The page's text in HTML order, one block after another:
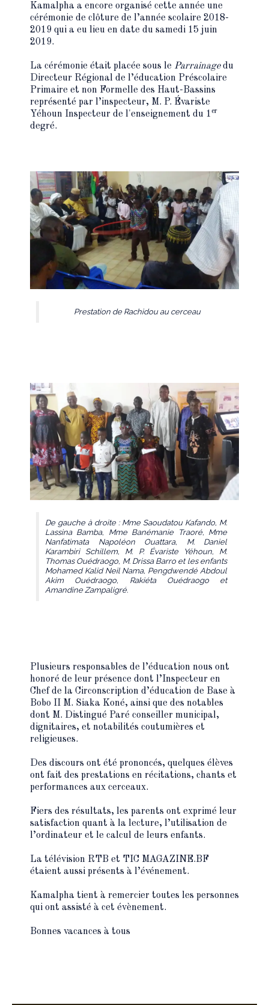
Kamalpha a encore organisé cette année une
cérémonie de clôture de l’année scolaire 2018-
2019 qui a eu lieu en date du samedi 15 juin
2019.
La cérémonie était placée sous le Parrainagedu
Directeur Régional de l’éducation Préscolaire
Primaire et non Formelle des Haut-Bassins
représenté par l’inspecteur, M. P. Évariste
Yéhoun Inspecteur de l'enseignement du 1 er
degré.
Prestation de Rachidou au cerceau
De gauche à droite : Mme Saoudatou Kafando, M.
Lassina Bamba, Mme Banémanie Traoré, Mme
Nanfatimata Napoléon Ouattara, M. Daniel
Karambiri Schillem, M. P. Évariste Yéhoun, M.
Thomas Ouédraogo, M. Drissa Barro et les enfants
Mohamed Kalid Neil Nama, Pengdwendé Abdoul
Akim Ouédraogo, Rakiéta Ouédraogo et
Amandine Zampaligré.
Plusieurs responsables de l’éducation nous ont
honoré de leur présence dont l’Inspecteur en
Chef de la Circonscription d’éducation de Base à
Bobo II M. Siaka Koné, ainsi que des notables
dont M. Distingué Paré conseiller municipal,
dignitaires, et notabilités coutumières et
religieuses.
Des discours ont été prononcés, quelques élèves
ont fait des prestations en récitations, chants et
performances aux cerceaux.
Fiers des résultats, les parents ont exprimé leur
satisfaction quant à la lecture, l’utilisation de
l’ordinateur et le calcul de leurs enfants.
La télévision RTB et TIC MAGAZINE.BF
étaient aussi présents à l’événement.
Kamalpha tient à remercier toutes les personnes
qui ont assisté à cet évènement.
Bonnes vacances à tous